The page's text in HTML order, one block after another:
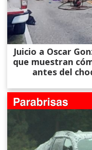
Juicio a Oscar
que muestran
antes del